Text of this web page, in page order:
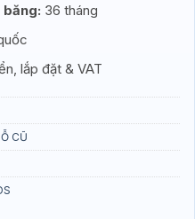
băng: 36 tháng
lắp đặt & VAT
CŨ